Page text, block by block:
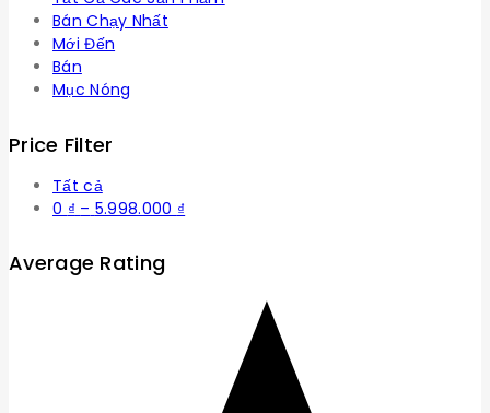
Bán Chạy Nhất
Mới Đến
Bán
Mục Nóng
Price Filter
Tất cả
0 ₫ – 5.998.000 ₫
5.998.000 ₫
Average Rating